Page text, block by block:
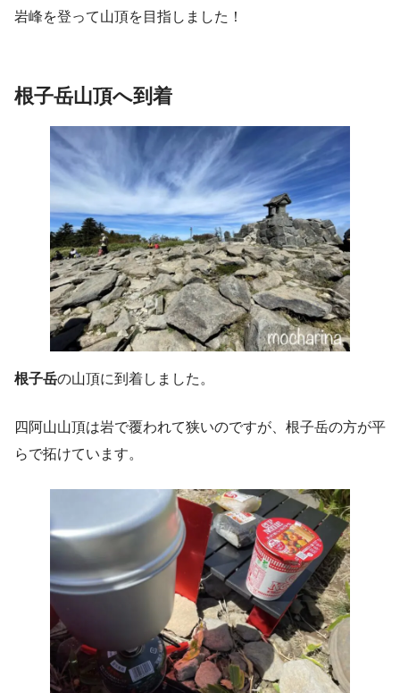
岩峰を登って山頂を目指しました！
根子岳山頂へ到着
根子岳の山頂に到着しました。
四阿山山頂は岩で覆われて狭いのですが、根子岳の方が平
らで拓けています。